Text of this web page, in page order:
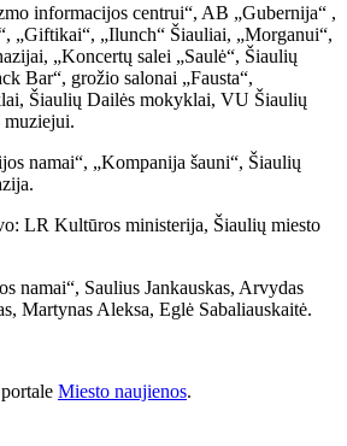
informacijos centrui“, AB „Gubernija“ ,
„Giftikai“, „Ilunch“ Šiauliai, „Morganui“,
„Koncertų salei „Saulė“, Šiaulių
Bar“, grožio salonai „Fausta“,
Šiaulių Dailės mokyklai, VU Šiaulių
namai“, „Kompanija šauni“, Šiaulių
LR Kultūros ministerija, Šiaulių miesto
namai“, Saulius Jankauskas, Arvydas
Martynas Aleksa, Eglė Sabaliauskaitė.
Miesto naujienos.